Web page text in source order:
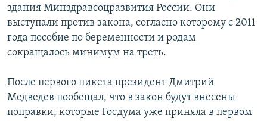
здания Минздравсоцразвития России. Они
выступали против закона, согласно которому с 2011
года пособие по беременности и родам
сокращалось минимум на треть.
После первого пикета президент Дмитрий
Медведев пообещал, что в закон будут внесены
поправки, которые Госдума уже приняла в первом